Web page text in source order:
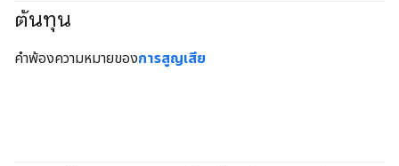
ต้นทุน
คำพ้องความหมายของการสูญเสีย